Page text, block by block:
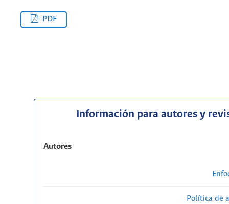
PDF
Información para autores y
Autores
Política de